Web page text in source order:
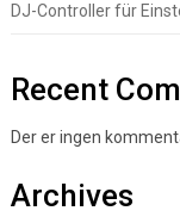
DJ-Controller für
Recent
Der er ingen
Archives